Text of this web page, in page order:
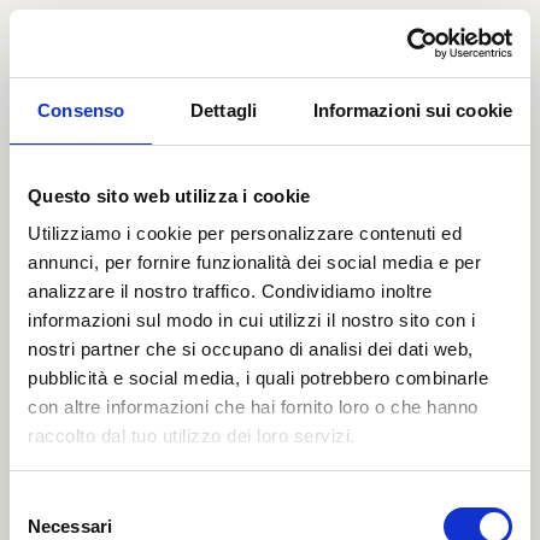
Consenso Dettagli Informazioni sui cookie
Questo sito web utilizza i cookie
Utilizziamo i cookie per personalizzare contenuti ed
annunci, per fornire funzionalità dei social media e per
analizzare il nostro traffico. Condividiamo inoltre
informazioni sul modo in cui utilizzi il nostro sito con i
nostri partner che si occupano di analisi dei dati web,
pubblicità e social media, i quali potrebbero combinarle
con altre informazioni che hai fornito loro o che hanno
raccolto dal tuo utilizzo dei loro servizi.
delNecessari
404